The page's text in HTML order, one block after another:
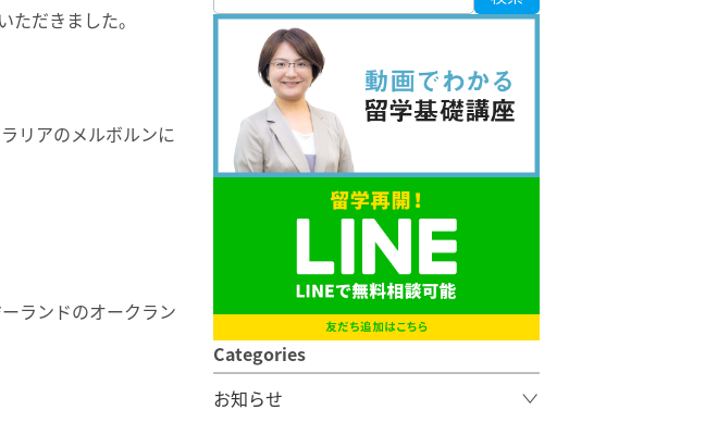
だきました。
リアのメルボルンに
ランドのオークラン
Categories
お知らせ